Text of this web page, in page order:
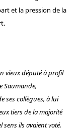
et la pression de la
vieux député à profil
Saumande,
ses collègues, à lui
tiers de la majorité
ils avaient voté.